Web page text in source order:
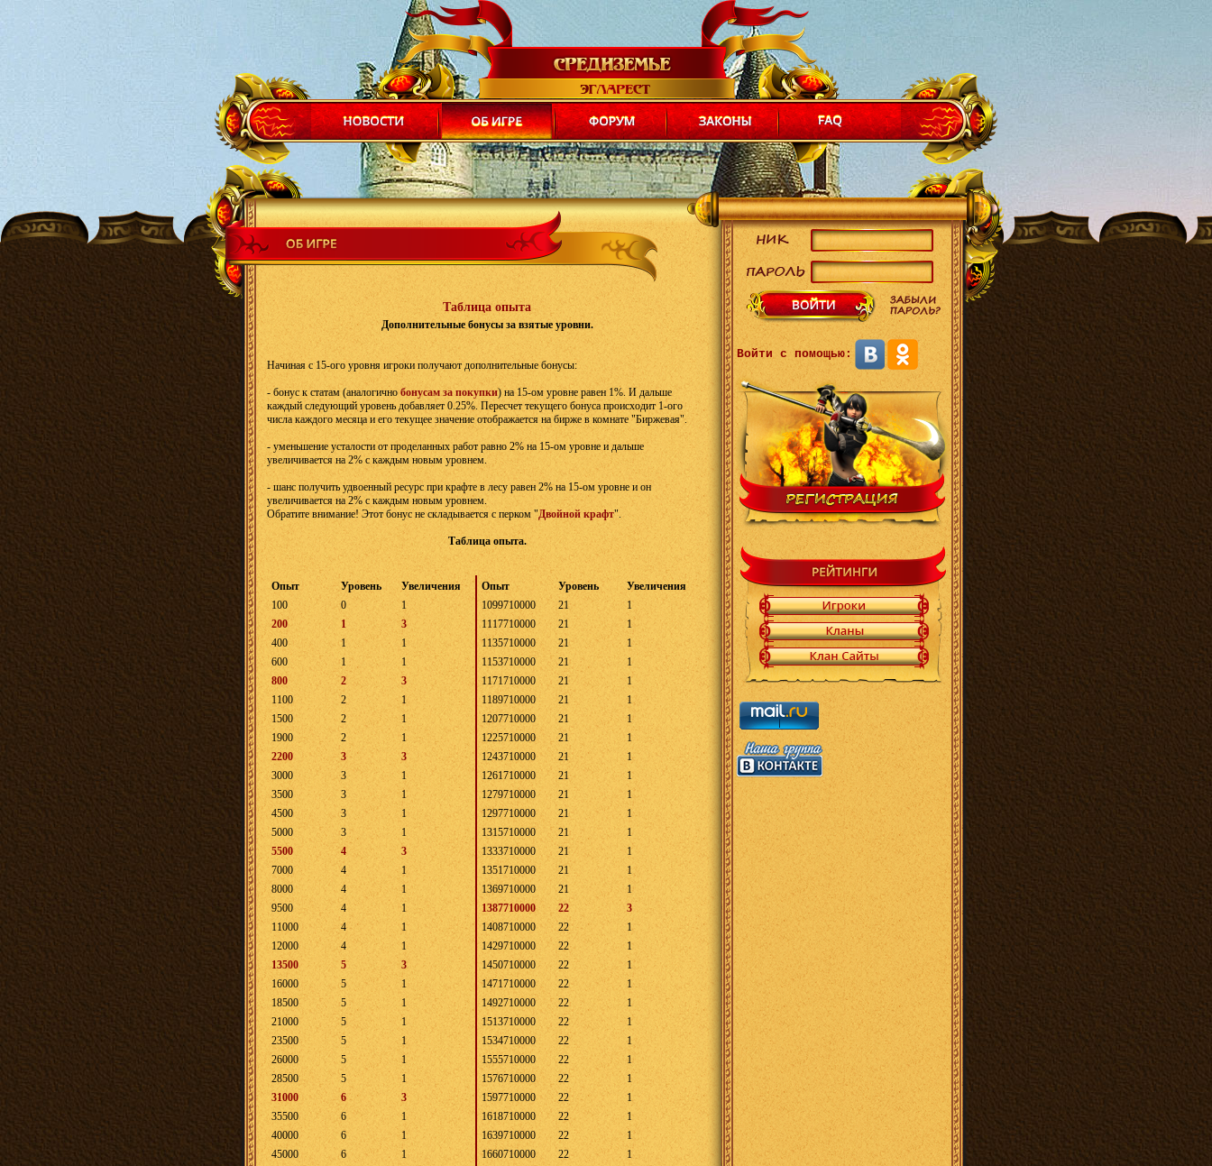
Таблица опыта
Дополнительные бонусы за взятые уровни.
Начиная с 15-ого уровня игроки получают дополнительные бонусы:
- бонус к статам (аналогично бонусам за покупки) на 15-ом уровне равен 1%. И дальше
каждый следующий уровень добавляет 0.25%. Пересчет текущего бонуса происходит 1-ого
числа каждого месяца и его текущее значение отображается на бирже в комнате "Биржевая".
- уменьшение усталости от проделанных работ равно 2% на 15-ом уровне и дальше
увеличивается на 2% с каждым новым уровнем.
- шанс получить удвоенный ресурс при крафте в лесу равен 2% на 15-ом уровне и он
увеличивается на 2% с каждым новым уровнем.
Обратите внимание! Этот бонус не складывается с перком "Двойной крафт".
Таблица опыта.
Опыт Уровень
Увеличения
100
0
1
200
1
3
400
1
1
600
1
1
800
2
3
1100
2
1
1500
2
1
1900
2
1
2200
3
3
3000
3
1
3500
3
1
4500
3
1
5000
3
1
5500
4
3
7000
4
1
8000
4
1
9500
4
1
11000
4
1
12000
4
1
13500
5
3
16000
5
1
18500
5
1
21000
5
1
23500
5
1
26000
5
1
28500
5
1
31000
6
3
35500
6
1
40000
6
1
45000
6
1
Опыт Уровень
Увеличения
1099710000
21
1
1117710000
21
1
1135710000
21
1
1153710000
21
1
1171710000
21
1
1189710000
21
1
1207710000
21
1
1225710000
21
1
1243710000
21
1
1261710000
21
1
1279710000
21
1
1297710000
21
1
1315710000
21
1
1333710000
21
1
1351710000
21
1
1369710000
21
1
1387710000
22
3
1408710000
22
1
1429710000
22
1
1450710000
22
1
1471710000
22
1
1492710000
22
1
1513710000
22
1
1534710000
22
1
1555710000
22
1
1576710000
22
1
1597710000
22
1
1618710000
22
1
1639710000
22
1
1660710000
22
1
Войти с помощью: